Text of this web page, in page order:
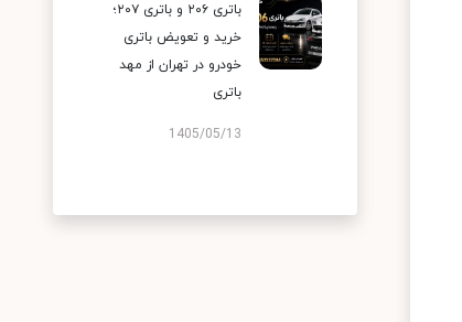
باتری ۲۰۶ و باتری ۲۰۷؛
خرید و تعویض باتری
خودرو در تهران از مهد
باتری
1405/05/13